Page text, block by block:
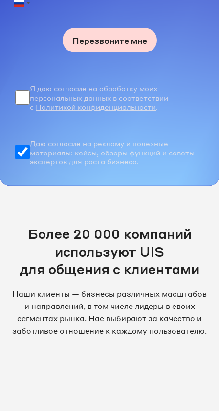
Перезвоните мне
Я даю согласие на обработку моих
персональных данных в соответствии
с Политикой конфиденциальности.
Даю согласие на рекламу и полезные
материалы: кейсы, обзоры функций и советы
экспертов для роста бизнеса.
Более 20 000 компаний
используют UIS
для общения с клиентами
Наши клиенты — бизнесы различных масштабов
и направлений, в том числе лидеры в своих
сегментах рынка. Нас выбирают за качество и
заботливое отношение к каждому пользователю.